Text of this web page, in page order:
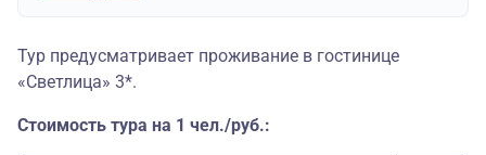
Тур предусматривает проживание в гостинице
«Светлица» 3*.
Стоимость тура на 1 чел./руб.: